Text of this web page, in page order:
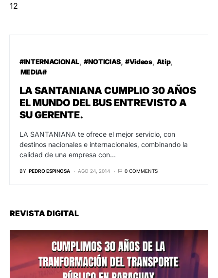
12
#INTERNACIONAL #NOTICIAS #Videos Atip
MEDIA#
LA SANTANIANA CUMPLIO 30 AÑOS
EL MUNDO DEL BUS ENTREVISTO A
SU GERENTE.
LA SANTANIANA te ofrece el mejor servicio, con
destinos nacionales e internacionales, combinando la
calidad de una empresa con…
BY PEDRO ESPINOSA AGO 24, 2014 0 COMMENTS
REVISTA DIGITAL